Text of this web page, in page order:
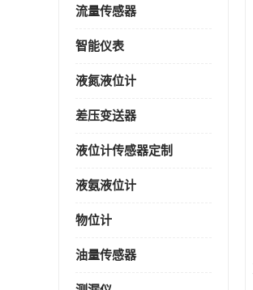
流量传感器
智能仪表
液氮液位计
差压变送器
液位计传感器定制
液氨液位计
物位计
油量传感器